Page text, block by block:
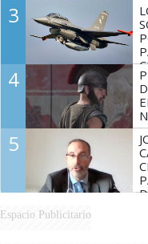
3
4
5
Espacio Publicitario